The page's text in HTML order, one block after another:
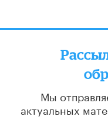
Мы
актуальных